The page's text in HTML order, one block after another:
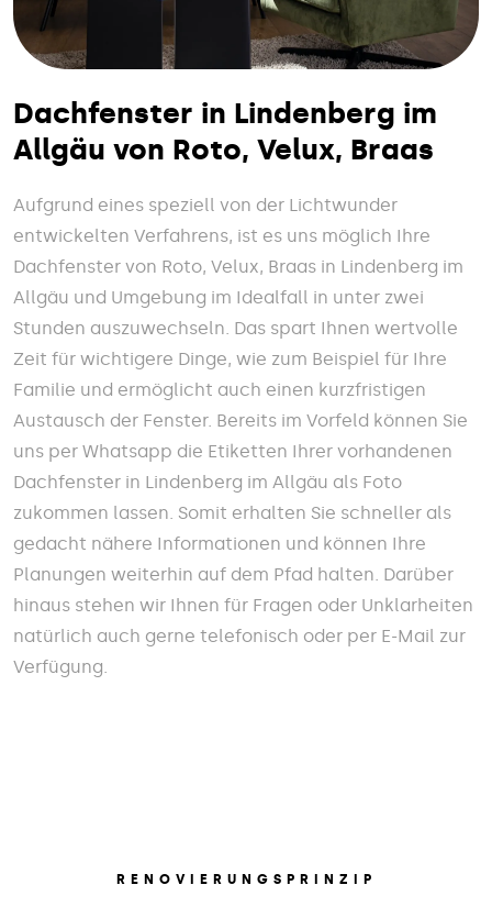
Dachfenster in Lindenberg im
Allgäu von Roto, Velux, Braas
Aufgrund eines speziell von der Lichtwunder
entwickelten Verfahrens, ist es uns möglich Ihre
Dachfenster von Roto, Velux, Braas in Lindenberg im
Allgäu und Umgebung im Idealfall in unter zwei
Stunden auszuwechseln. Das spart Ihnen wertvolle
Zeit für wichtigere Dinge, wie zum Beispiel für Ihre
Familie und ermöglicht auch einen kurzfristigen
Austausch der Fenster. Bereits im Vorfeld können Sie
uns per Whatsapp die Etiketten Ihrer vorhandenen
Dachfenster in Lindenberg im Allgäu als Foto
zukommen lassen. Somit erhalten Sie schneller als
gedacht nähere Informationen und können Ihre
Planungen weiterhin auf dem Pfad halten. Darüber
hinaus stehen wir Ihnen für Fragen oder Unklarheiten
natürlich auch gerne telefonisch oder per E-Mail zur
Verfügung.
RENOVIERUNGSPRINZIP